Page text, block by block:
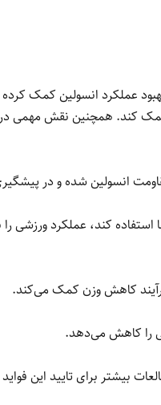
کمک کند. همچنین نقش
انسولین شده و در
کند، عملکرد ورزشی
کاهش وزن کمک می‌کند.
بیشتر برای تایید این فواید